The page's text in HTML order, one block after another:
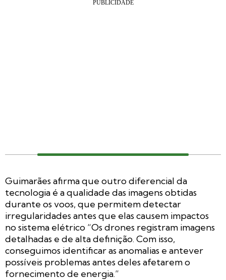
Guimarães afirma que outro diferencial da
tecnologia é a qualidade das imagens obtidas
durante os voos, que permitem detectar
irregularidades antes que elas causem impactos
no sistema elétrico “Os drones registram imagens
detalhadas e de alta definição. Com isso,
conseguimos identificar as anomalias e antever
possíveis problemas antes deles afetarem o
fornecimento de energia.”